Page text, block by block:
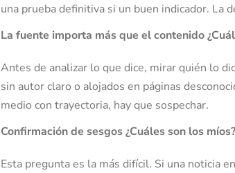
una prueba definitiva si un buen indicador. La
La fuente importa más que el contenido
Antes de analizar lo que dice, mirar quién lo
sin autor claro o alojados en páginas
medio con trayectoria, hay que sospechar.
Confirmación de sesgos ¿Cuáles son los míos?
Esta pregunta es la más difícil. Si una noticia